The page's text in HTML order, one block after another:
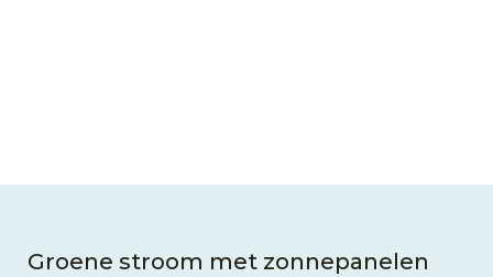
Groene stroom met zonnepanelen